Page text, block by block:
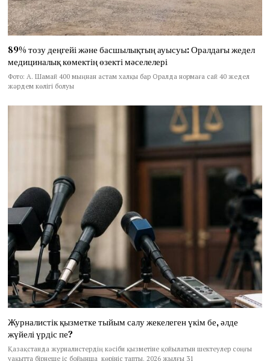
89% тозу деңгейі және басшылықтың ауысуы: Оралдағы жедел
медициналық көмектің өзекті мәселелері
Фото: А. Шамай 400 мыңнан астам халқы бар Оралда нормаға сай 40 жедел
жәрдем көлігі болуы
Журналистік қызметке тыйым салу жекелеген үкім бе, әлде
жүйелі үрдіс пе?
Қазақстанда журналистердің кәсіби қызметіне қойылатын шектеулер соңғы
уақытта бірнеше іс бойынша көрініс тапты. 2026 жылғы 31